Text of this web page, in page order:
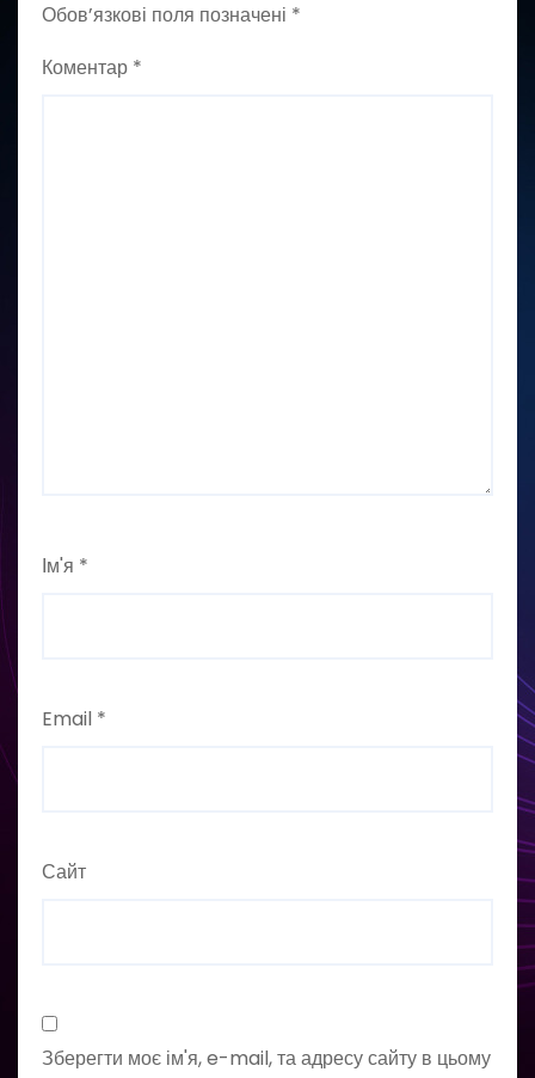
Обов’язкові поля позначені *
Коментар *
Ім'я *
Email *
Сайт
Зберегти моє ім'я, e-mail, та адресу сайту в цьому